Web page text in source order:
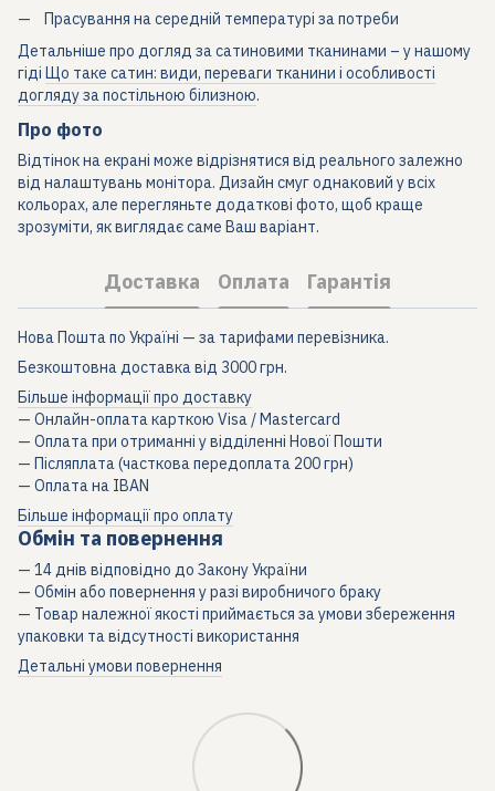
Прасування на середній температурі за потреби
Детальніше про догляд за сатиновими тканинами – у нашому
гіді Що таке сатин: види, переваги тканини і особливості
догляду за постільною білизною.
Про фото
Відтінок на екрані може відрізнятися від реального залежно
від налаштувань монітора. Дизайн смуг однаковий у всіх
кольорах, але перегляньте додаткові фото, щоб краще
зрозуміти, як виглядає саме Ваш варіант.
Доставка Оплата Гарантія
Нова Пошта по Україні — за тарифами перевізника.
Безкоштовна доставка від 3000 грн.
Більше інформації про доставку
— Онлайн-оплата карткою Visa / Mastercard
— Оплата при отриманні у відділенні Нової Пошти
— Післяплата (часткова передоплата 200 грн)
— Оплата на IBAN
Більше інформації про оплату
Обмін та повернення
— 14 днів відповідно до Закону України
— Обмін або повернення у разі виробничого браку
— Товар належної якості приймається за умови збереження
упаковки та відсутності використання
Детальні умови повернення